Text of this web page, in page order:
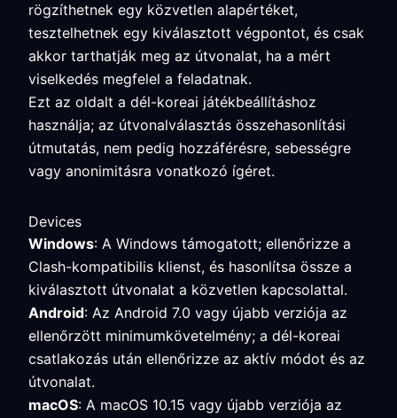
rögzíthetnek egy közvetlen alapértéket,
tesztelhetnek egy kiválasztott végpontot, és csak
akkor tarthatják meg az útvonalat, ha a mért
viselkedés megfelel a feladatnak.
Ezt az oldalt a dél-koreai játékbeállításhoz
használja; az útvonalválasztás összehasonlítási
útmutatás, nem pedig hozzáférésre, sebességre
vagy anonimitásra vonatkozó ígéret.
Devices
Windows: A Windows támogatott; ellenőrizze a
Clash-kompatibilis klienst, és hasonlítsa össze a
kiválasztott útvonalat a közvetlen kapcsolattal.
Android: Az Android 7.0 vagy újabb verziója az
ellenőrzött minimumkövetelmény; a dél-koreai
csatlakozás után ellenőrizze az aktív módot és az
útvonalat.
macOS: A macOS 10.15 vagy újabb verziója az